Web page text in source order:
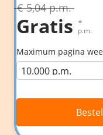
€ 5,04 p.m.
Gratis p.m.
*
Maximum pagina